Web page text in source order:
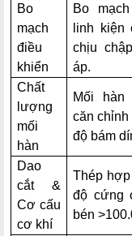
Bo
mạch
điều
khiển
Bo
linh kiện
chịu
áp.
Chất
lượng
mối
hàn
Mối hàn
căn chỉnh
độ bám
Dao
cắt &
Cơ cấu
cơ khí
Thép
độ cứng
bén